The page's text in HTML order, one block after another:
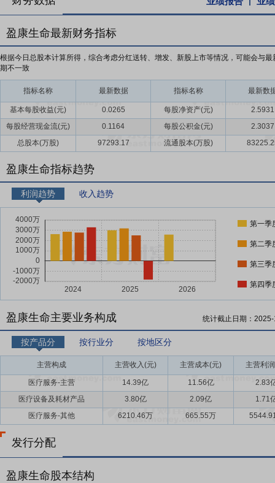
盈康生命最新财务指标
根据今日总股本计算所得，综合考虑分红送转、增发、新股上市等情况，可能会与最
期不一致
指标名称 最新数据 指标名称 最新数
基本每股收益(元) 0.0265 每股净资产(元)
2.5931
每股经营现金流(元)
0.1164 每股公积金(元)
2.3037
总股本(万股)
97293.17 流通股本(万股)
盈康生命指标趋势
利润趋势 收入趋势
第一季
第二季
第三季
第四季
盈康生命主要业务构成 统计截止日期：
按产品分 按行业分 按地区分
主营构成 主营收入(元) 主营成本(元) 主营利
医疗服务-主营 14.39亿 11.56亿
2.83
医疗设备及耗材产品
3.80亿 2.09亿
1.71
医疗服务-其他
6210.46万 665.55万
发行分配
盈康生命股本结构